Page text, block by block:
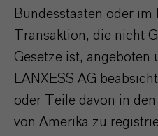
Bundesstaaten oder im
Transaktion, die nicht
Gesetze ist, angeboten
LANXESS AG
oder Teile davon in
von Amerika zu